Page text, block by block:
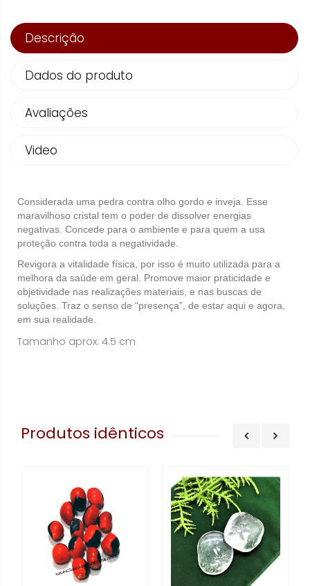
Descrição
Dados do produto
Avaliações
Video
Considerada uma pedra contra olho gordo e inveja. Esse
maravilhoso cristal tem o poder de dissolver energias
negativas. Concede para o ambiente e para quem a usa
proteção contra toda a negatividade.
Revigora a vitalidade física, por isso é muito utilizada para a
melhora da saúde em geral. Promove maior praticidade e
objetividade nas realizações materiais, e nas buscas de
soluções. Traz o senso de “presença”, de estar aqui e agora,
em sua realidade.
Tamanho aprox: 4.5 cm
Produtos idênticos